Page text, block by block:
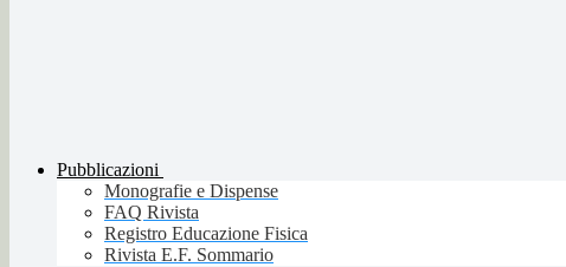
Pubblicazioni
Monografie e Dispense
FAQ Rivista
Registro Educazione Fisica
Rivista E.F. Sommario